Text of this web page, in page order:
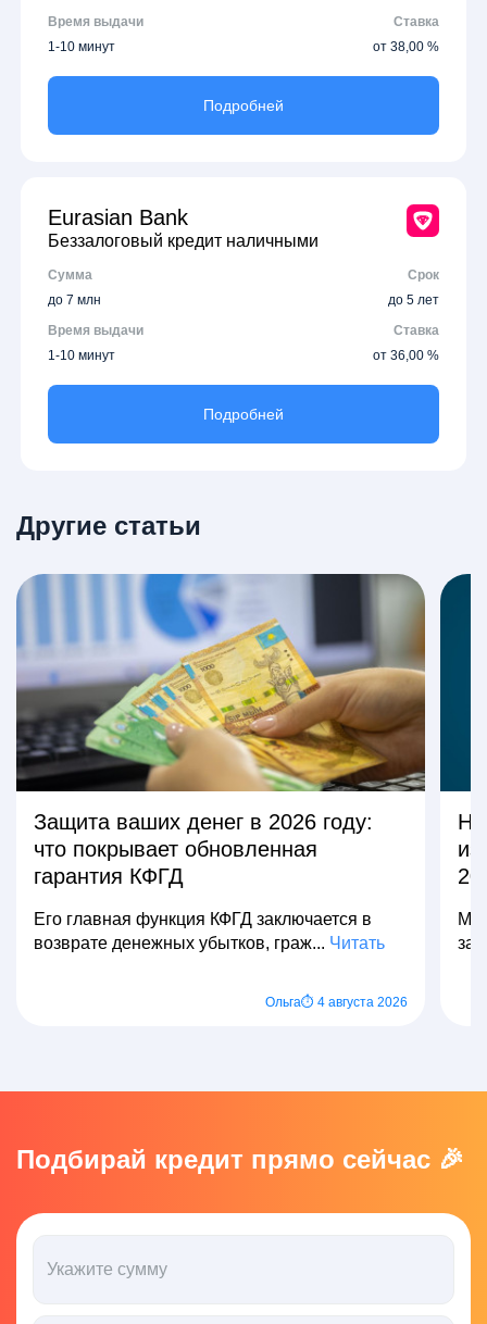
Время выдачи
Ставка
1-10 минут
от 38,00 %
Подробней
Eurasian Bank
Беззалоговый кредит наличными
Сумма
Срок
до 7 млн
до 5 лет
Время выдачи
Ставка
1-10 минут
от 36,00 %
Подробней
Другие статьи
Защита ваших денег в 2026 году:
что покрывает обновленная
гарантия КФГД
Его главная функция КФГД заключается в
возврате денежных убытков, граж... Читать
Ольга⏱ 4 августа 2026
Подбирай кредит прямо сейчас 🎉
Укажите сумму